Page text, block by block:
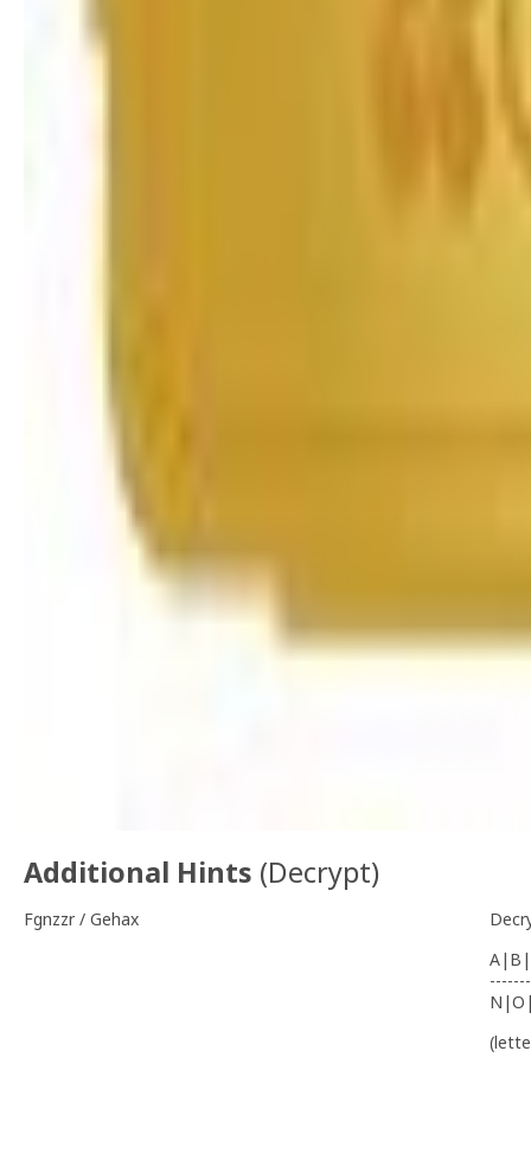
Additional Hints (Decrypt)
Fgnzzr / Gehax